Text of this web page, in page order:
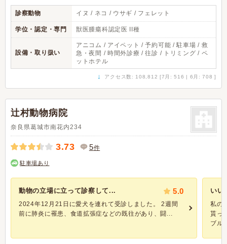
診察動物 イヌ / ネコ / ウサギ / フェレット
学位・認定・専門 獣医腫瘍科認定医 II種
設備・取り扱い
アニコム / アイペット / 予約可能 / 駐車場 / 救
急・夜間 / 時間外診療 / 往診 / トリミング / ペ
ットホテル
↓ アクセス数: 108,812 [7月: 516 | 6月: 708 ]
辻村動物病院
奈良県葛城市南花内234
3.73 5件
駐車場あり
動物の立場に立って診察して... 5.0
2024年12月21日に愛犬を連れて受診しました。 2週間
前に肺炎に罹患、食道拡張症などの既往があり、闘...
いい
私の
貰っ
ブル